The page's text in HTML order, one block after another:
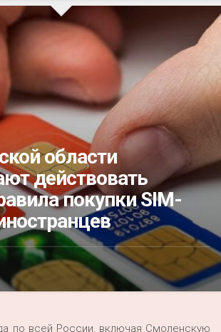
ракурс
Дома культуры
области
действовать
покупки SIM-
по всей России, включая Смоленскую